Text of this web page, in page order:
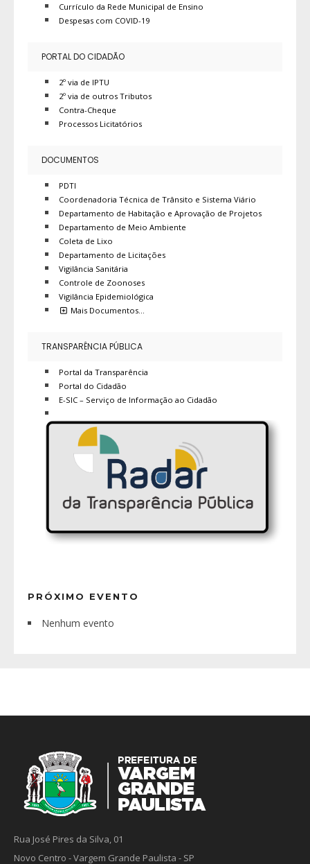
Currículo da Rede Municipal de Ensino
Despesas com COVID-19
PORTAL DO CIDADÃO
2º via de IPTU
2º via de outros Tributos
Contra-Cheque
Processos Licitatórios
DOCUMENTOS
PDTI
Coordenadoria Técnica de Trânsito e Sistema Viário
Departamento de Habitação e Aprovação de Projetos
Departamento de Meio Ambiente
Coleta de Lixo
Departamento de Licitações
Vigilância Sanitária
Controle de Zoonoses
Vigilância Epidemiológica
Mais Documentos…
TRANSPARÊNCIA PÚBLICA
Portal da Transparência
Portal do Cidadão
E-SIC – Serviço de Informação ao Cidadão
PRÓXIMO EVENTO
Nenhum evento
Rua José Pires da Silva, 01
Novo Centro - Vargem Grande Paulista - SP